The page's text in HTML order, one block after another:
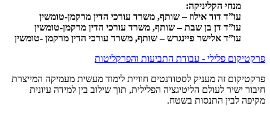
מנחי הקליניקה:
עו”ד דוד אילוז – שותף, משרד עורכי הדין מרקמן-טומשין
עו”ד דן בן שבת – שותף, משרד עורכי הדין מרקמן-טומשין
עו”ד אלישר פיינגרש – שותף, משרד עורכי הדין מרקמן -טומשין
פרקטיקום פלילי - עבודת התביעות והפרקליטות
פרקטיקום זה מעניק לסטודנטים חוויית לימוד מעשית מעמיקה המייצרת
חיבור ישיר לעולם הליטיגציה הפלילית, תוך שילוב בין למידה עיונית
מקיפה לבין התנסות בשטח.